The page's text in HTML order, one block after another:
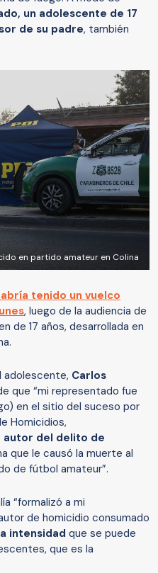
un adolescente de 17
de su padre, también
en partido amateur en Colina
tenido un vuelco
, luego de la audiencia de
de 17 años, desarrollada en
adolescente, Carlos
que “mi representado fue
en el sitio del suceso por
Homicidios,
autor del delito de
que le causó la muerte al
de fútbol amateur”.
“formalizó a mi
de homicidio consumado
intensidad que se puede
que es la